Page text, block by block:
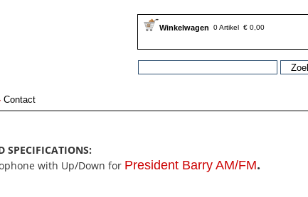
Winkelwagen 0 Artikel € 0,00
Contact
SPECIFICATIONS:
with Up/Down for President Barry AM/FM.